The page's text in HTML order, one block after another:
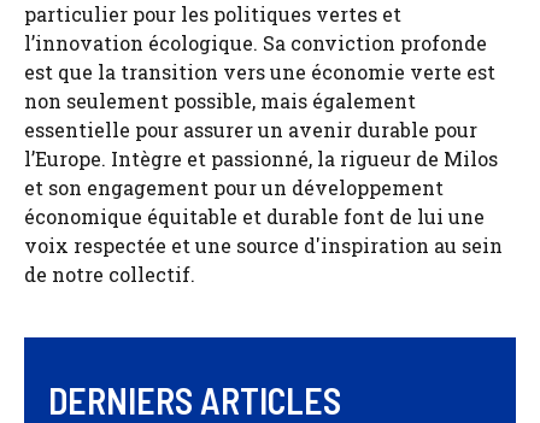
particulier pour les politiques vertes et
l’innovation écologique. Sa conviction profonde
est que la transition vers une économie verte est
non seulement possible, mais également
essentielle pour assurer un avenir durable pour
l’Europe. Intègre et passionné, la rigueur de Milos
et son engagement pour un développement
économique équitable et durable font de lui une
voix respectée et une source d'inspiration au sein
de notre collectif.
DERNIERS ARTICLES